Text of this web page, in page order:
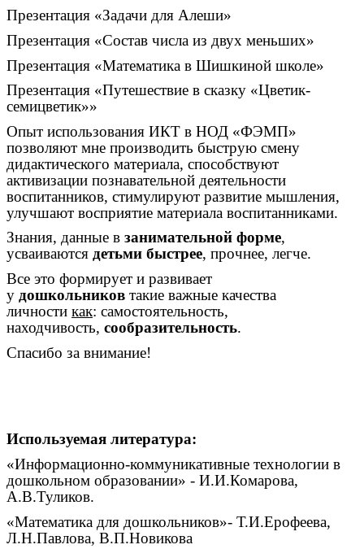
Презентация «Задачи для Алеши»
Презентация «Состав числа из двух меньших»
Презентация «Математика в Шишкиной школе»
Презентация «Путешествие в сказку «Цветик-
семицветик»»
Опыт использования ИКТ в НОД «ФЭМП»
позволяют мне производить быструю смену
дидактического материала, способствуют
активизации познавательной деятельности
воспитанников, стимулируют развитие мышления,
улучшают восприятие материала воспитанниками.
Знания, данные в занимательной форме,
усваиваются детьми быстрее, прочнее, легче.
Все это формирует и развивает
у дошкольников такие важные качества
личности как: самостоятельность,
находчивость, сообразительность.
Спасибо за внимание!
Используемая литература:
«Информационно-коммуникативные технологии в
дошкольном образовании» - И.И.Комарова,
А.В.Туликов.
«Математика для дошкольников»- Т.И.Ерофеева,
Л.Н.Павлова, В.П.Новикова